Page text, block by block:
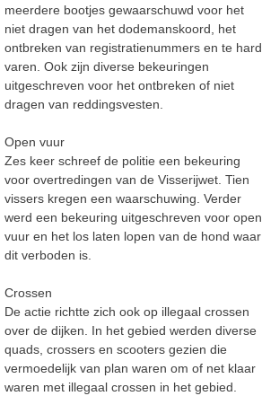
meerdere bootjes gewaarschuwd voor het
niet dragen van het dodemanskoord, het
ontbreken van registratienummers en te hard
varen. Ook zijn diverse bekeuringen
uitgeschreven voor het ontbreken of niet
dragen van reddingsvesten.
Open vuur
Zes keer schreef de politie een bekeuring
voor overtredingen van de Visserijwet. Tien
vissers kregen een waarschuwing. Verder
werd een bekeuring uitgeschreven voor open
vuur en het los laten lopen van de hond waar
dit verboden is.
Crossen
De actie richtte zich ook op illegaal crossen
over de dijken. In het gebied werden diverse
quads, crossers en scooters gezien die
vermoedelijk van plan waren om of net klaar
waren met illegaal crossen in het gebied.